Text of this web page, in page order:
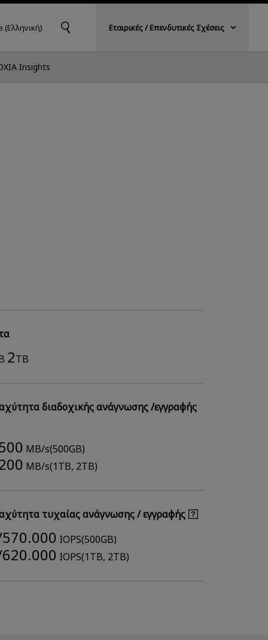
(Ελληνική) Εταιρικές / Επενδυτικές Σχέσεις
Insights
2TB
διαδοχικής ανάγνωσης /εγγραφής
MB/s(500GB)
MB/s(1TB, 2TB)
τυχαίας ανάγνωσης / εγγραφής
IOPS(500GB)
IOPS(1TB, 2TB)